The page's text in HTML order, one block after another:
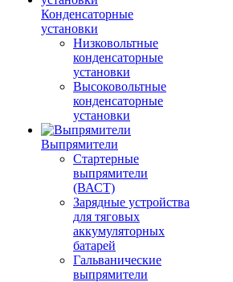
Конденсаторные
установки
Низковольтные
конденсаторные
установки
Высоковольтные
конденсаторные
установки
Выпрямители
Стартерные
выпрямители
(ВАСТ)
Зарядные устройства
для тяговых
аккумуляторных
батарей
Гальванические
выпрямители